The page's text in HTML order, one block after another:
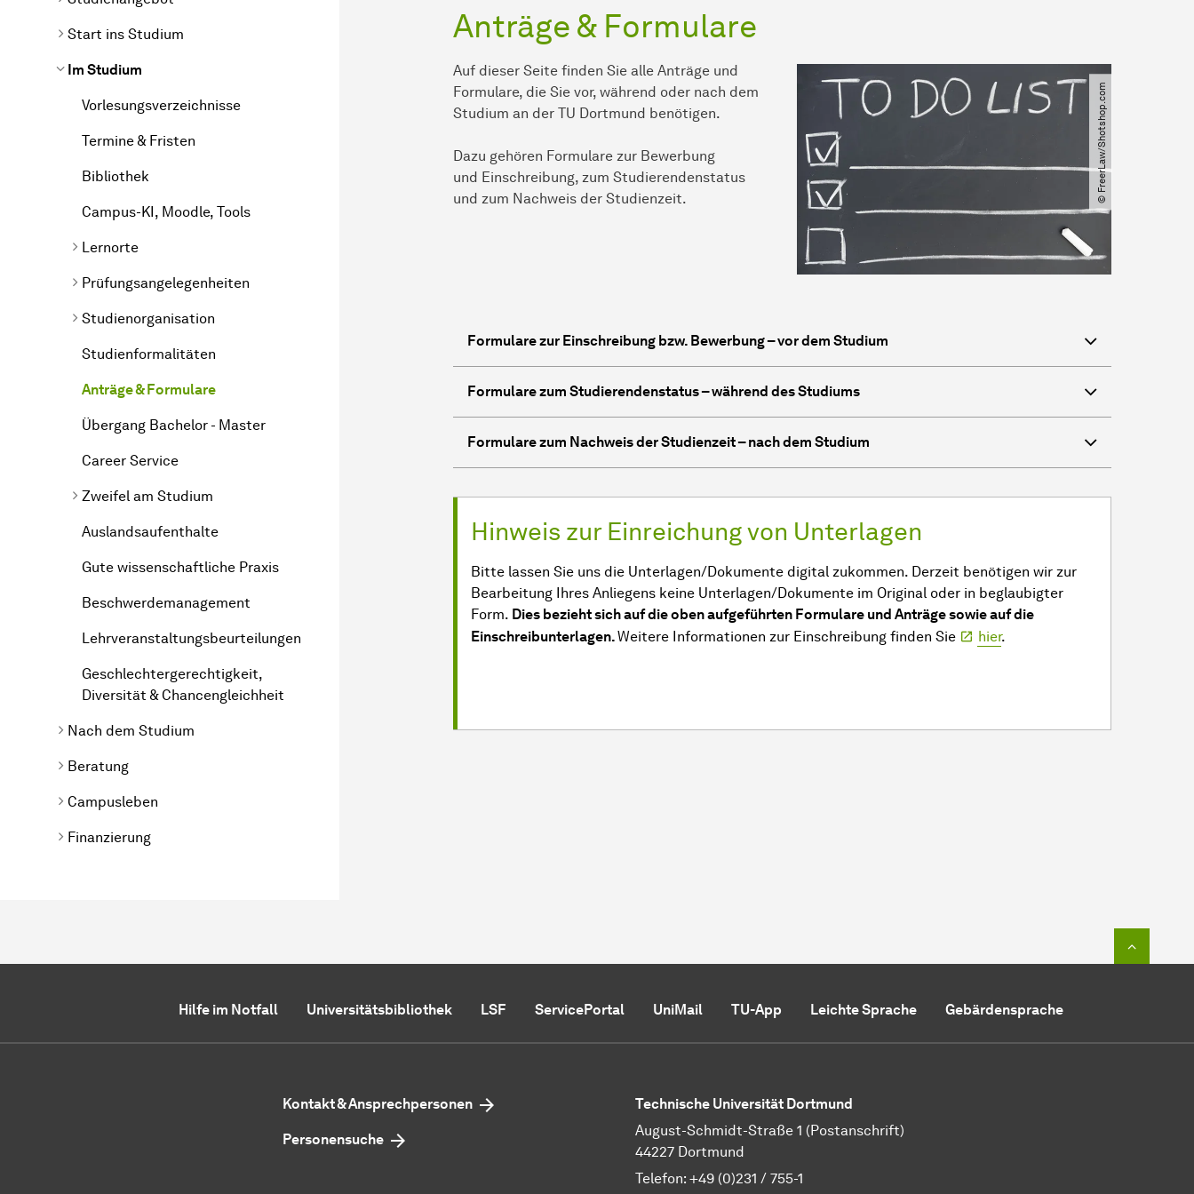
Start ins Studium
Im Studium
Vorlesungsverzeichnisse
Termine & Fristen
Bibliothek
Campus-KI, Moodle, Tools
Lernorte
Prüfungsangelegenheiten
Studienorganisation
Studienformalitäten
Anträge & Formulare
Übergang Bachelor - Master
Career Service
Zweifel am Studium
Auslandsaufenthalte
Gute wissenschaftliche Praxis
Beschwerdemanagement
Lehrveranstaltungsbeurteilungen
Geschlechtergerechtigkeit,
Diversität & Chancengleichheit
Nach dem Studium
Beratung
Campusleben
Finanzierung
Anträge & Formulare
Auf dieser Seite finden Sie alle Anträge und
Formulare, die Sie vor, während oder nach dem
Studium an der TU Dortmund benötigen.
Dazu gehören Formulare zur Bewerbung
und Einschreibung, zum Studierendenstatus
und zum Nachweis der Studienzeit.
© FreerLaw​/​Shotshop.com
Formulare zur Einschreibung bzw. Bewerbung – vor dem Studium
Formulare zum Studierendenstatus – während des Studiums
Formulare zum Nachweis der Studienzeit – nach dem Studium
Hinweis zur Einreichung von Unterlagen
Bitte lassen Sie uns die Unterlagen/Dokumente digital zukommen. Derzeit benötigen wir zur
Bearbeitung Ihres Anliegens keine Unterlagen/Dokumente im Original oder in beglaubigter
Form. Dies bezieht sich auf die oben aufgeführten Formulare und Anträge sowie auf die
Einschreibunterlagen.Weitere Informationen zur Einschreibung finden Sie hier.
Hilfe im Notfall Universitätsbibliothek LSF ServicePortal UniMail TU-App Leichte Sprache Gebärdensprache
Kontakt & Ansprechpersonen
Personensuche
Technische Universität Dortmund
August-Schmidt-Straße 1 (Postanschrift)
44227 Dortmund
Telefon: +49 (0)231 / 755-1